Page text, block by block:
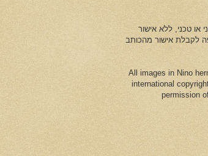
או טכני, ללא אישור
לקבלת אישור מהכותב
All images in Nino
international
permission